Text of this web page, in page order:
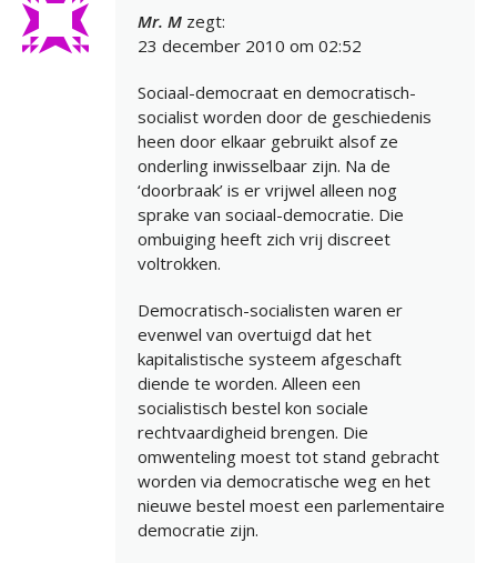
Mr. M zegt:
23 december 2010 om 02:52
Sociaal-democraat en democratisch-
socialist worden door de geschiedenis
heen door elkaar gebruikt alsof ze
onderling inwisselbaar zijn. Na de
‘doorbraak’ is er vrijwel alleen nog
sprake van sociaal-democratie. Die
ombuiging heeft zich vrij discreet
voltrokken.
Democratisch-socialisten waren er
evenwel van overtuigd dat het
kapitalistische systeem afgeschaft
diende te worden. Alleen een
socialistisch bestel kon sociale
rechtvaardigheid brengen. Die
omwenteling moest tot stand gebracht
worden via democratische weg en het
nieuwe bestel moest een parlementaire
democratie zijn.